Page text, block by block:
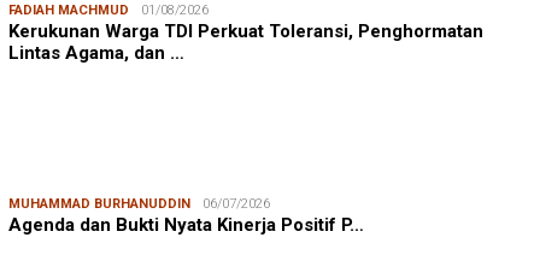
FADIAH MACHMUD 01/08/2026
Kerukunan Warga TDI Perkuat Toleransi, Penghormatan
Lintas Agama, dan …
MUHAMMAD BURHANUDDIN 06/07/2026
Agenda dan Bukti Nyata Kinerja Positif P…